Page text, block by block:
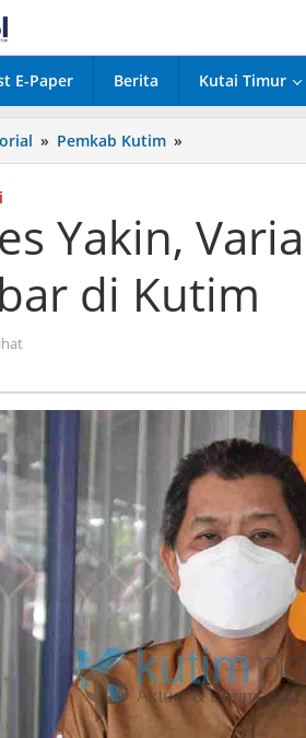
E-Paper Berita Kutai Timur
» Pemkab Kutim »
Yakin,
Sudah
Menyebar
di
Kutim
Yakin,
di Kutim